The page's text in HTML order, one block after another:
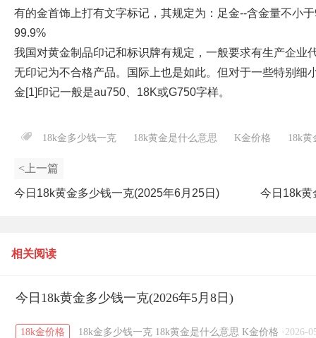
有的金首饰上打有文字标记，其规定为：足金--含金量不小
99.9%
我国对黄金制品印记和标识牌有规定，一般要求有生产企业
无印记为不合格产品。国际上也是如此。但对于一些特别细
金[1]印记一般是au750、18K或G750字样。
18k金多少钱一克 18k黄金是什么意思 K金价格 18k黄
<上一篇
今日18k黄金多少钱一克(2025年6月25日) 今日18k黄
相关阅读
今日18k黄金多少钱一克(2026年5月8日)
18k金价格 18k金多少钱一克 18k黄金是什么意思 K金价格 · 2026-